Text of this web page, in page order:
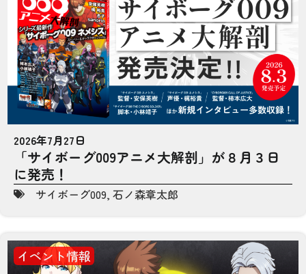
2026年7月27日
「サイボーグ009アニメ大解剖」が８月３日
に発売！
サイボーグ009, 石ノ森章太郎
イベント情報